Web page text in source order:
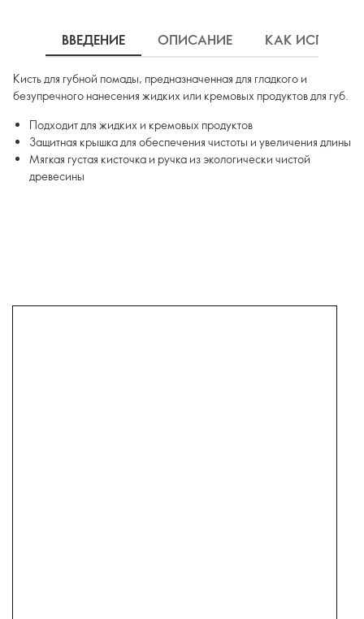
ВВЕДЕНИЕ ОПИСАНИЕ КАК
Кисть для губной помады, предназначенная для гладкого и
безупречного нанесения жидких или кремовых продуктов для губ.
Подходит для жидких и кремовых продуктов
Защитная крышка для обеспечения чистоты и увеличения длины
Мягкая густая кисточка и ручка из экологически чистой
древесины